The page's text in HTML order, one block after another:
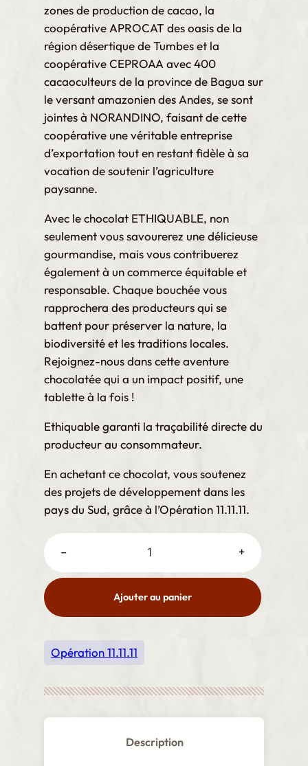
zones de production de cacao, la
coopérative APROCAT des oasis de la
région désertique de Tumbes et la
coopérative CEPROAA avec 400
cacaoculteurs de la province de Bagua sur
le versant amazonien des Andes, se sont
jointes à NORANDINO, faisant de cette
coopérative une véritable entreprise
d’exportation tout en restant fidèle à sa
vocation de soutenir l’agriculture
paysanne.
Avec le chocolat ETHIQUABLE, non
seulement vous savourerez une délicieuse
gourmandise, mais vous contribuerez
également à un commerce équitable et
responsable. Chaque bouchée vous
rapprochera des producteurs qui se
battent pour préserver la nature, la
biodiversité et les traditions locales.
Rejoignez-nous dans cette aventure
chocolatée qui a un impact positif, une
tablette à la fois !
Ethiquable garanti la traçabilité directe du
producteur au consommateur.
En achetant ce chocolat, vous soutenez
des projets de développement dans les
pays du Sud, grâce à l’Opération 11.11.11.
Tablette de chocolat noir quantité
– +
Ajouter au panier
Opération 11.11.11
Description